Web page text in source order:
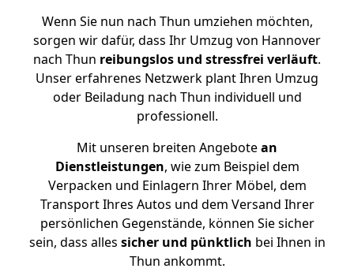
Wenn Sie nun nach Thun umziehen möchten,
sorgen wir dafür, dass Ihr Umzug von Hannover
nach Thun reibungslos und stressfrei verläuft.
Unser erfahrenes Netzwerk plant Ihren Umzug
oder Beiladung nach Thun individuell und
professionell.
Mit unseren breiten Angebotean
Dienstleistungen, wie zum Beispiel dem
Verpacken und Einlagern Ihrer Möbel, dem
Transport Ihres Autos und dem Versand Ihrer
persönlichen Gegenstände, können Sie sicher
sein, dass alles sicher und pünktlich bei Ihnen in
Thun ankommt.